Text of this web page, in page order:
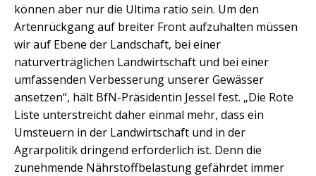
können aber nur die Ultima ratio sein. Um den
Artenrückgang auf breiter Front aufzuhalten müssen
wir auf Ebene der Landschaft, bei einer
naturverträglichen Landwirtschaft und bei einer
umfassenden Verbesserung unserer Gewässer
ansetzen“, hält BfN-Präsidentin Jessel fest. „Die Rote
Liste unterstreicht daher einmal mehr, dass ein
Umsteuern in der Landwirtschaft und in der
Agrarpolitik dringend erforderlich ist. Denn die
zunehmende Nährstoffbelastung gefährdet immer